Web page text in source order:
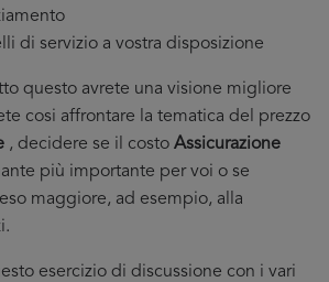
di servizio a vostra disposizione
questo avrete una visione migliore
cosi affrontare la tematica del prezzo
, decidere se il costo Assicurazione
più importante per voi o se
maggiore, ad esempio, alla
esercizio di discussione con i vari